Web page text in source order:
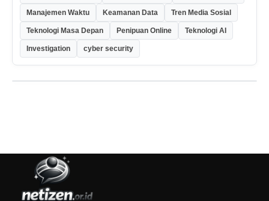
Manajemen Waktu Keamanan Data Tren Media Sosial
Teknologi Masa Depan Penipuan Online Teknologi AI
Investigation cyber security